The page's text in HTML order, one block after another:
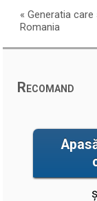
«Generatia care
Romania
Recomand